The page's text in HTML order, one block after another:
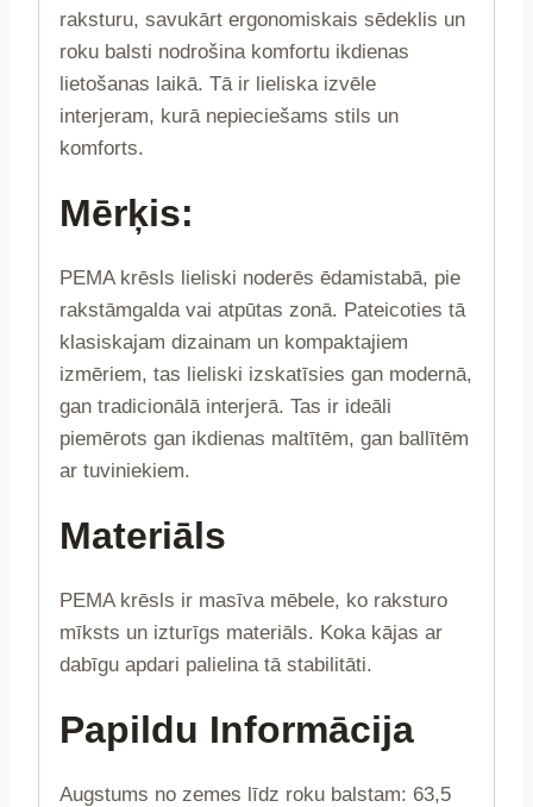
raksturu, savukārt ergonomiskais sēdeklis un
roku balsti nodrošina komfortu ikdienas
lietošanas laikā. Tā ir lieliska izvēle
interjeram, kurā nepieciešams stils un
komforts.
Mērķis:
PEMA krēsls lieliski noderēs ēdamistabā, pie
rakstāmgalda vai atpūtas zonā. Pateicoties tā
klasiskajam dizainam un kompaktajiem
izmēriem, tas lieliski izskatīsies gan modernā,
gan tradicionālā interjerā. Tas ir ideāli
piemērots gan ikdienas maltītēm, gan ballītēm
ar tuviniekiem.
Materiāls
PEMA krēsls ir masīva mēbele, ko raksturo
mīksts un izturīgs materiāls. Koka kājas ar
dabīgu apdari palielina tā stabilitāti.
Papildu Informācija
Augstums no zemes līdz roku balstam: 63,5